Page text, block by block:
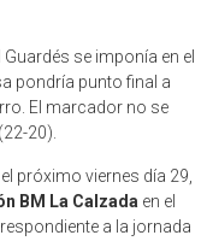
se imponía en el
pondría punto final a
El marcador no se
20).
próximo viernes día 29,
BM La Calzadaen el
a la jornada